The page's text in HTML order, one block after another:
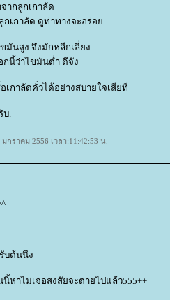
ากลูกเกาลัด
กเกาลัด ดูท่าทางจะอร่อ
มันสูง จึงมักหลีกเลี่ยง
นี้ว่าไขมันต่ำ ดีจัง
กาลัดคั่วได้อย่างสบายใจเสียที
.
กราคม 2556 เวลา:11:42:53 น.
บต้นนึง
หาไม่เจอสงสัยจะตายไปแล้ว555++